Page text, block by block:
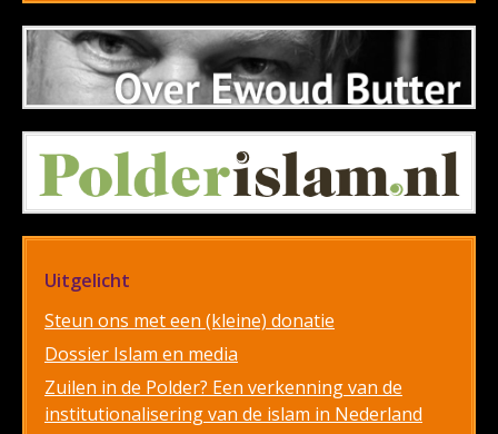
Uitgelicht
Steun ons met een (kleine) donatie
Dossier Islam en media
Zuilen in de Polder? Een verkenning van de
institutionalisering van de islam in Nederland